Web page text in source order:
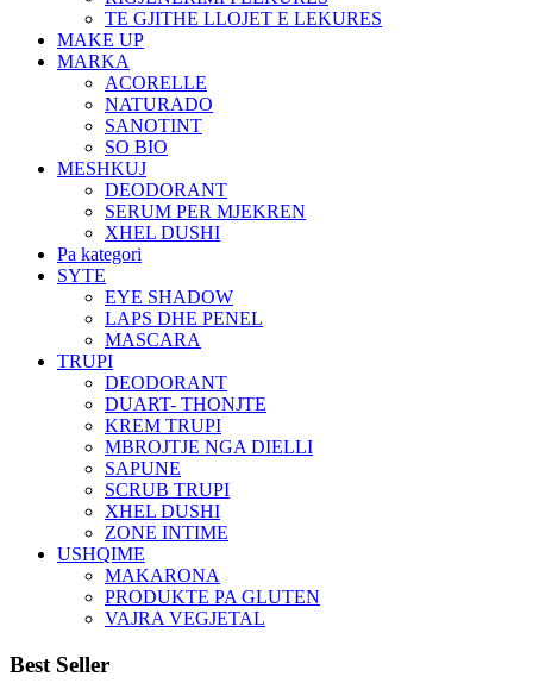
TE GJITHE LLOJET E LEKURES
MAKE UP
MARKA
ACORELLE
NATURADO
SANOTINT
SO BIO
MESHKUJ
DEODORANT
SERUM PER MJEKREN
XHEL DUSHI
Pa kategori
SYTE
EYE SHADOW
LAPS DHE PENEL
MASCARA
TRUPI
DEODORANT
DUART- THONJTE
KREM TRUPI
MBROJTJE NGA DIELLI
SAPUNE
SCRUB TRUPI
XHEL DUSHI
ZONE INTIME
USHQIME
MAKARONA
PRODUKTE PA GLUTEN
VAJRA VEGJETAL
Best Seller